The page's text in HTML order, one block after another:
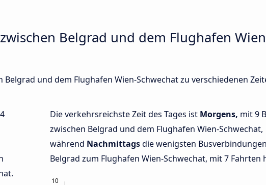
Belgrad und dem Flughafen
und dem Flughafen Wien-Schwechat zu verschiedenen
Die verkehrsreichste Zeit des Tages ist Morgens, mit 9
zwischen Belgrad und dem Flughafen Wien-Schwechat,
während Nachmittagsdie wenigsten
Belgrad zum Flughafen Wien-Schwechat, mit 7 Fahrten